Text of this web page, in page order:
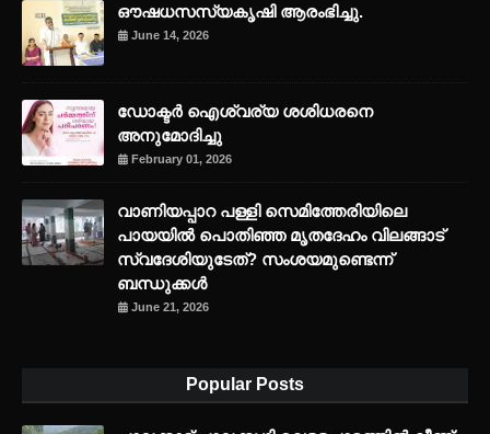
ഔഷധസസ്യകൃഷി ആരംഭിച്ചു.
June 14, 2026
ഡോക്ടർ ഐശ്വര്യ ശശിധരനെ
അനുമോദിച്ചു
February 01, 2026
വാണിയപ്പാറ പള്ളി സെമിത്തേരിയിലെ
പായയിൽ പൊതിഞ്ഞ മൃതദേഹം വിലങ്ങാട്
സ്വദേശിയുടേത്? സംശയമുണ്ടെന്ന്
ബന്ധുക്കൾ
June 21, 2026
Popular Posts